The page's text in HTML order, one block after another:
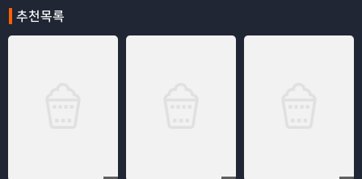
추천목록